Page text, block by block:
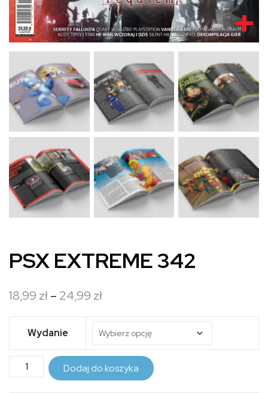
PSX EXTREME 342
18,99 zł– 24,99 złZakres
cen:
od
18,99 zł
do
24,99 zł
Wydanie
ilość
PSX
Dodaj do koszyka